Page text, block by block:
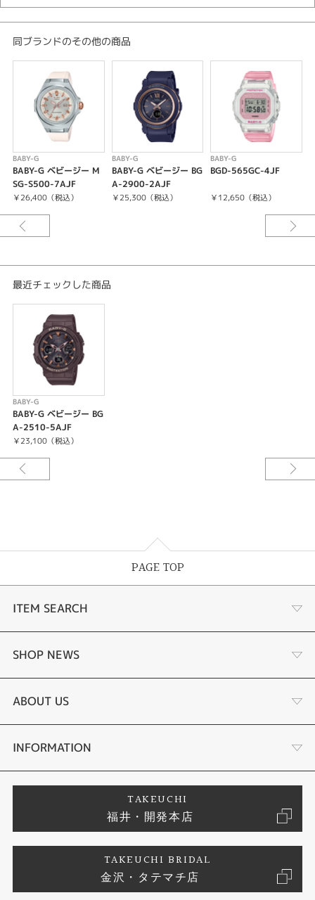
その他ベルト
ソーラー電波
10気圧防水
ベビージー
レディース 腕時計
腕時計
BABY-G
紹介文
ケース・ベゼル材質：樹脂
樹脂バンド
耐衝撃構造（ショックレジスト）
10気圧防水
電波時計 日本・北米・ヨーロッパ・中国地域対応 MULTIBAND6
ストップウオッチ（1/100秒、60分計、スプリット付き）
時刻アラーム5本（カウントダウン機能付き）・時報
ダブルLEDライト：
文字板用LEDライト（フルオートライト、スーパーイルミネーター、残照機
能、残照時間切替（1.5秒/3秒）付き）、
LCD部用LEDバックライト（フルオートライト、スーパーイルミネーター、
残照機能、残照時間切替（1.5秒/3秒）付き）
LED：ホワイト
フルオートカレンダー
操作音ON/OFF切替機能
パワーセービング機能（暗所では一定時間が経過すると表示を消して節電し
ます）
バッテリーインジケーター表示
フル充電時からソーラー発電無しの状態での駆動時間
針退避機能（針が液晶表示と重なって見づらいときは、針を液晶表示の上か
ら一時的に退避させることができます）
（ホノルル）、（アンカレジ）、バンクーバー、ロサンゼルス、エドモント
セントジョンズ／ アメリカの標準電波WWVB
ム、アテネ、（モスクワ）／ イギリスの標準電波MSF・ドイツの標準電波D
電波受信機能：自動受信（最大6回／日、中国電波は最大5回／日）／手動受
＜日本＞ 受信電波：JJY、周波数：40kHz／60kHz（福島／九州両局対応モ
＜ヨーロッパ地域＞受信電波：MSF／DCF77、周波数：60kHz／77.5kHz
＜中国＞ 受信電波：BPC、周波数：68.5kHz
＊ ホームタイム設定を受信可能な都市に設定すると、都市に合わせた局を受
信します。尚、時差は選択した都市によって設定されます。
同ブランドのその他の商品
BABY-G
BABY-G ベビージー M
SG-S500-7AJF
￥26,400（税込）
BABY-G
BABY-G ベビージー BG
A-2900-2AJF
￥25,300（税込）
BABY-G
BGD-565GC-4JF
￥12,650（税込）
最近チェックした商品
BABY-G
BABY-G ベビージー BG
A-2510-5AJF
￥23,100（税込）
PAGE TOP
ITEM SEARCH
婚約指輪
結婚指輪
セットリング
婚約ネックレス
エタニティリング
SHOP NEWS
ふくい時計宝石修理研究所
タケウチのこだわり
プロポーズサポート
ブランドリスト
ジュエリーリフォーム
ABOUT US
会社概要
お客様の声
INFORMATION
プライバシーポリシー
TAKEUCHI
福井・開発本店
TAKEUCHI BRIDAL
金沢・タテマチ店